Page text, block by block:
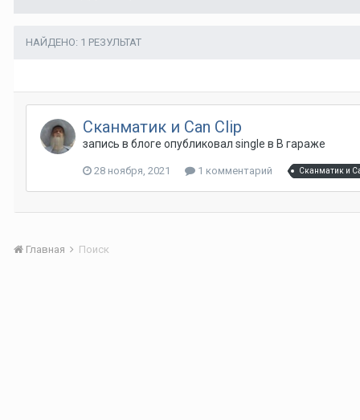
НАЙДЕНО: 1 РЕЗУЛЬТАТ
Сканматик и Can Clip
запись в блоге опубликовал single в В гараже
28 ноября, 2021 1 комментарий Сканматик и
Главная Поиск